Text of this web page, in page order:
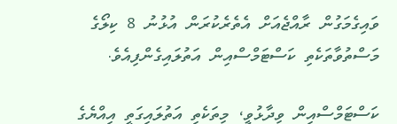
ވައިގެމަގުން ރާއްޖެއަށް އެތެރެކުރަން އުޅުނު 8 ކިލޯގެ
މަސްތުވާތަކެތި ކަސްޓަމްސްއިން އަތުލައިގެންފިއެވެ.
ކަސްޓަމްސްއިން ވިދާޅުވީ، މިތަކެތި އަތުލައިގަތީ އިއްޔެގެ